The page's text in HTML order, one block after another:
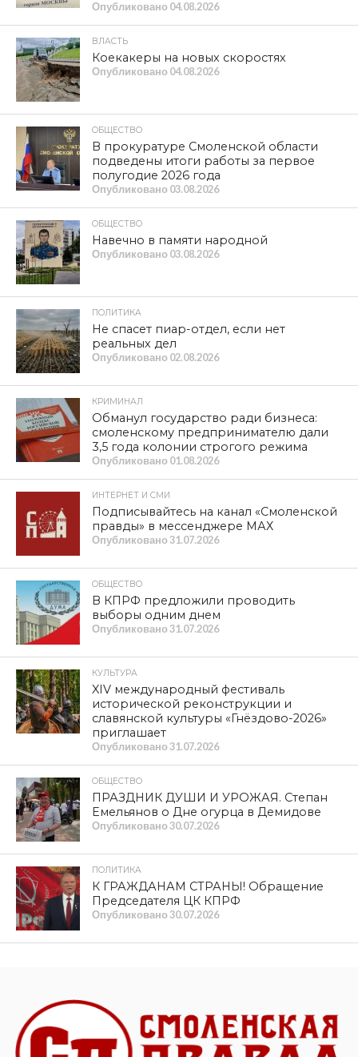
техническому обслуживанию и ремонту ВДГО/ВКГО с
соблюдением требований, установленных
законодательством о газоснабжении в Российской
Федерации».
Для пролонгации договора «абоненту предлагается в
период с ноября по декабрь 2023 года произвести
платеж за ТО ВДГО/ВДКО на любую сумму от 1
копейки, поступившие суммы будут зачислены на
лицевой счет абонента и учтены в счет оплаты за ТО
ВДГО/ВКГО. Внесение платежа дает Обществу
основание позиционировать абонента, как согласного
с условиями оферты и готового заключить договор в
письменной форме, что влечет за собой включение
абонента в график выполнения работ на следующий
год и исполнение всех обязательств Общества по
ранее заключенным договорам».
Предлагаемая упрощенная схема заключения
офисов Общества, в которых в настоящее время
фиксируется значительное увеличение количества
посетителей в связи с исполнением требований
законодательства.
Обращаем внимание, что предлагаемая схема
принятия условий оферты не исключает
необходимости перезаключения договоров в
письменном виде. Письменно договоры будут
заключаться в течение следующего года при
выполнении плановых работ по графику слесарями
прямо на объектах.
Эта же схема перезаключения договоров
используется для маломобильных граждан или в
случае невозможности заключить договор путем
посещения офисов Общества до конца текущего года.
Информация о предлагаемых схемах заключения/
перезаключения договоров размещалась на
ежемесячных квитанциях за ТО ВДГО/ВКГО, на
информационных досках в местах массового
пребывания граждан, а также официальном сайте
Обществаwww.gas-smolensk.ru. Предварительно
ознакомиться с типовой формой договора на ТО ВДГО/
ВКГО можно на официальном сайте Общества
www.gas-smolensk.ruв разделе «Информация для
физических лиц/ Техобслуживание газового
оборудования» прямая ссылка
smolensk.ru/files/495/dogovor-2023-to-vdgo0.pdf».
С одной стороны, проблема, принесшая смолянам
немало волнений и переживаний, решена. С другой,